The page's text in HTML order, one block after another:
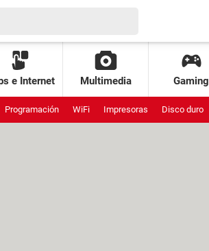
e Internet Multimedia Gaming
Programación WiFi Impresoras Disco duro